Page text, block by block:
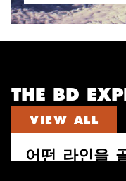
THE BD
VIEW ALL
어떤 라인을